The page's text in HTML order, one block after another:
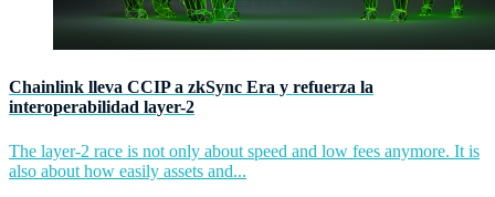
Chainlink lleva CCIP a zkSync Era y refuerza la
interoperabilidad layer-2
The layer-2 race is not only about speed and low fees anymore. It is
also about how easily assets and...